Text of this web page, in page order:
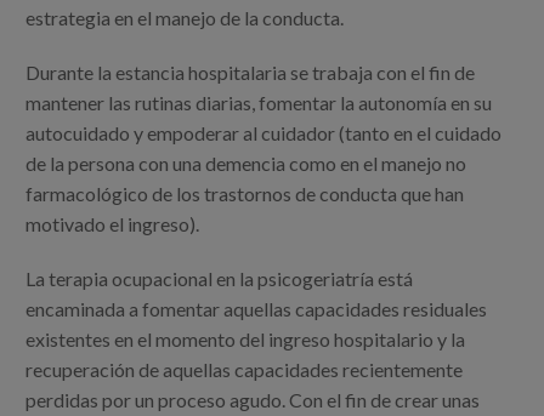
estrategia en el manejo de la conducta.
Durante la estancia hospitalaria se trabaja con el fin de
mantener las rutinas diarias, fomentar la autonomía en su
autocuidado y empoderar al cuidador (tanto en el cuidado
de la persona con una demencia como en el manejo no
farmacológico de los trastornos de conducta que han
motivado el ingreso).
La terapia ocupacional en la psicogeriatría está
encaminada a fomentar aquellas capacidades residuales
existentes en el momento del ingreso hospitalario y la
recuperación de aquellas capacidades recientemente
perdidas por un proceso agudo. Con el fin de crear unas